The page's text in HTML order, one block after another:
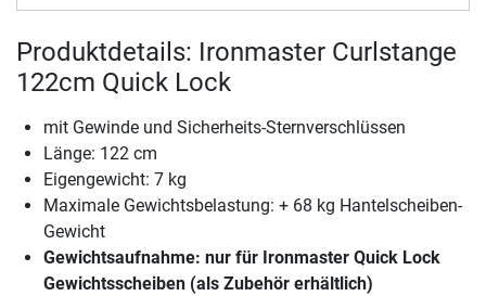
Produktdetails: Ironmaster Curlstange
122cm Quick Lock
mit Gewinde und Sicherheits-Sternverschlüssen
Länge: 122 cm
Eigengewicht: 7 kg
Maximale Gewichtsbelastung: + 68 kg Hantelscheiben-
Gewicht
Gewichtsaufnahme: nur für Ironmaster Quick Lock
Gewichtsscheiben (als Zubehör erhältlich)